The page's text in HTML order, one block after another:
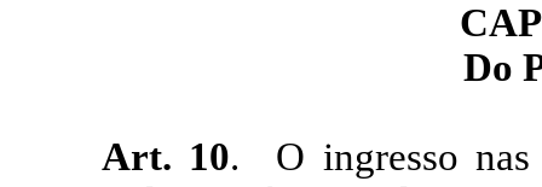
Do
Art. 10.
O ingresso